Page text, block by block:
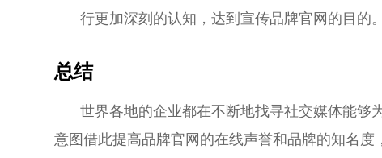
行更加深刻的认知，达到宣传品牌官网的目的。
总结
世界各地的企业都在不断地找寻社交媒体能够
意图借此提高品牌官网的在线声誉和品牌的知名